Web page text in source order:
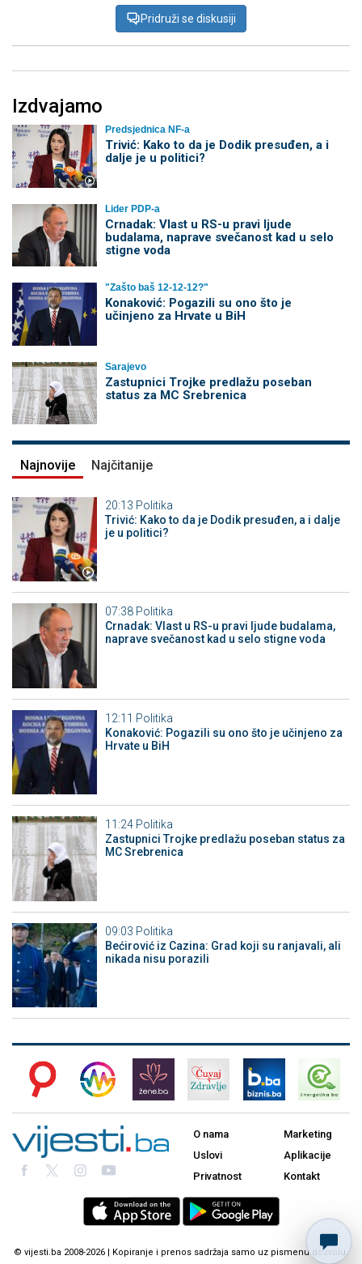
Pridruži se diskusiji
Izdvajamo
Predsjednica NF-a
Trivić: Kako to da je Dodik presuđen, a i
dalje je u politici?
Lider PDP-a
Crnadak: Vlast u RS-u pravi ljude
budalama, naprave svečanost kad u selo
stigne voda
"Zašto baš 12-12-12?"
Konaković: Pogazili su ono što je
učinjeno za Hrvate u BiH
Sarajevo
Zastupnici Trojke predlažu poseban
status za MC Srebrenica
Najnovije Najčitanije
20:13 Politika
Trivić: Kako to da je Dodik presuđen, a i dalje
je u politici?
07:38 Politika
Crnadak: Vlast u RS-u pravi ljude budalama,
naprave svečanost kad u selo stigne voda
12:11 Politika
Konaković: Pogazili su ono što je učinjeno za
Hrvate u BiH
11:24 Politika
Zastupnici Trojke predlažu poseban status za
MC Srebrenica
09:03 Politika
Bećirović iz Cazina: Grad koji su ranjavali, ali
nikada nisu porazili
O nama
Uslovi
Privatnost
Marketing
Aplikacije
Kontakt
© vijesti.ba 2008-2026 | Kopiranje i prenos sadržaja samo uz pismenu dozvolu.